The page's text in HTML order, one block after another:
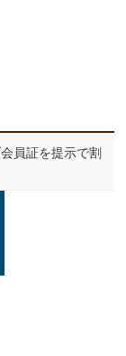
員証を提示で割